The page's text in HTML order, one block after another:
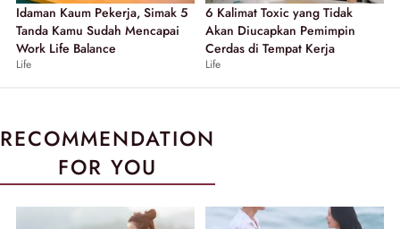
Idaman Kaum Pekerja, Simak 5
Tanda Kamu Sudah Mencapai
Work Life Balance
Life
6 Kalimat Toxic yang Tidak
Akan Diucapkan Pemimpin
Cerdas di Tempat Kerja
Life
RECOMMENDATION
FOR YOU